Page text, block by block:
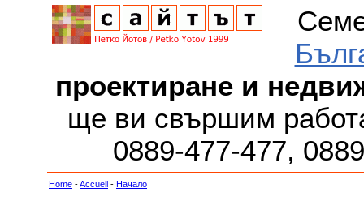
проектиране и
ще ви свършим
0889-477-477,
Home -Accueil - Начало